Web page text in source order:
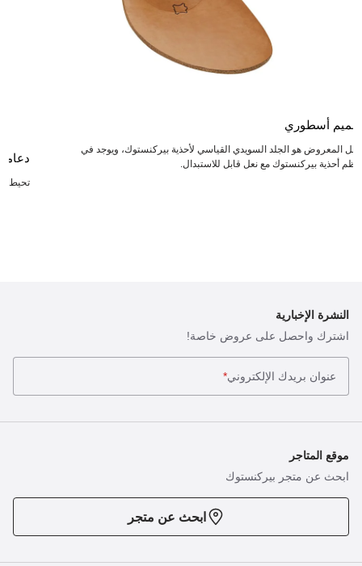
أسطوري
المعروض هو الجلد السويدي القياسي لأحذية بيركنستوك، ويوجد في
أحذية بيركنستوك مع نعل قابل للاستبدال.
تحيط
النشرة الإخبارية
اشترك واحصل على عروض خاصة!
عنوان بريدك الإلكتروني*
موقع المتاجر
ابحث عن متجر بيركنستوك
ابحث عن متجر